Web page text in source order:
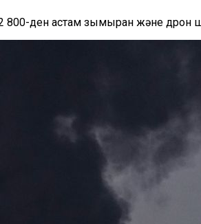
2 800-ден астам зымыран және